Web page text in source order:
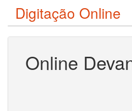
Digitação Online
Online